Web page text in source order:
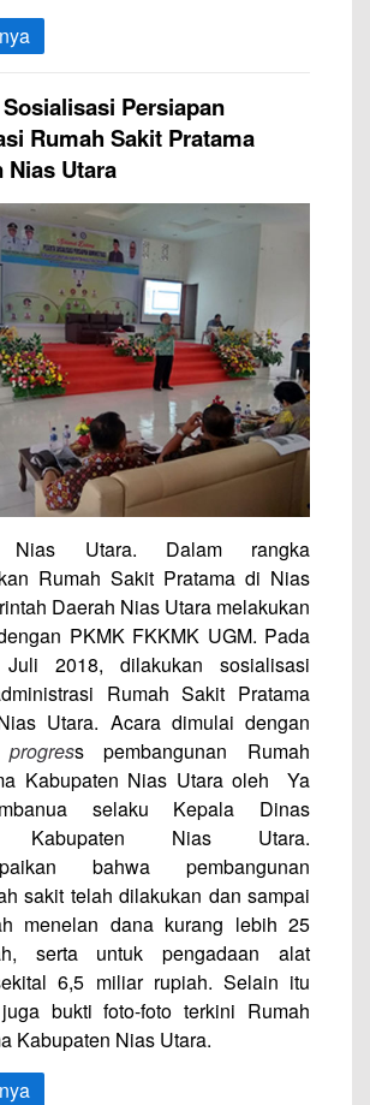
Persiapan
Rumah Sakit Pratama
Nias Utara
Utara. Dalam rangka
Rumah Sakit Pratama di Nias
Daerah Nias Utara melakukan
PKMK FKKMK UGM. Pada
Juli 2018, dilakukan sosialisasi
Rumah Sakit Pratama
Utara. Acara dimulai dengan
progress pembangunan Rumah
Kabupaten Nias Utara oleh Ya
selaku Kepala Dinas
Kabupaten Nias Utara.
bahwa pembangunan
sakit telah dilakukan dan sampai
menelan dana kurang lebih 25
serta untuk pengadaan alat
6,5 miliar rupiah. Selain itu
bukti foto-foto terkini Rumah
Kabupaten Nias Utara.